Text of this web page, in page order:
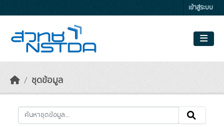
เข้าสู่ระบบ
ชุดข้อมูล